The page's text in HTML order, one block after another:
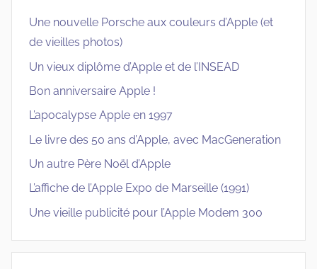
Une nouvelle Porsche aux couleurs d’Apple (et
de vieilles photos)
Un vieux diplôme d’Apple et de l’INSEAD
Bon anniversaire Apple !
L’apocalypse Apple en 1997
Le livre des 50 ans d’Apple, avec MacGeneration
Un autre Père Noël d’Apple
L’affiche de l’Apple Expo de Marseille (1991)
Une vieille publicité pour l’Apple Modem 300